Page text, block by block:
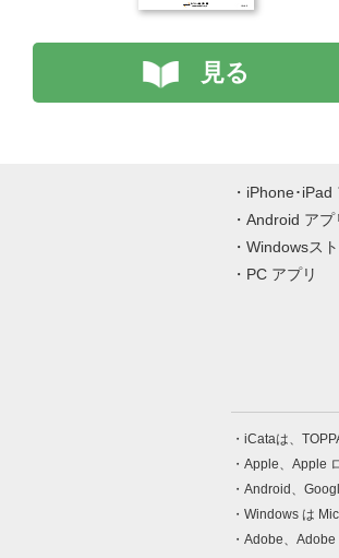
見る
iPhone･iPad
Android アプ
Windowsス
PC アプリ
iCataは、
Apple、Apple
Android、
Windows は
Adobe、Adobe